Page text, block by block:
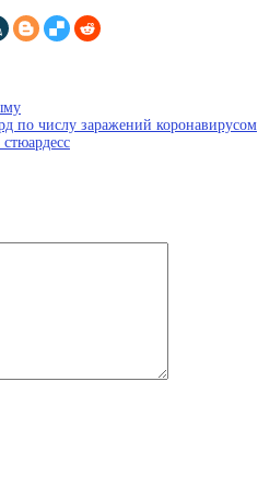
по числу заражений коронавирусом